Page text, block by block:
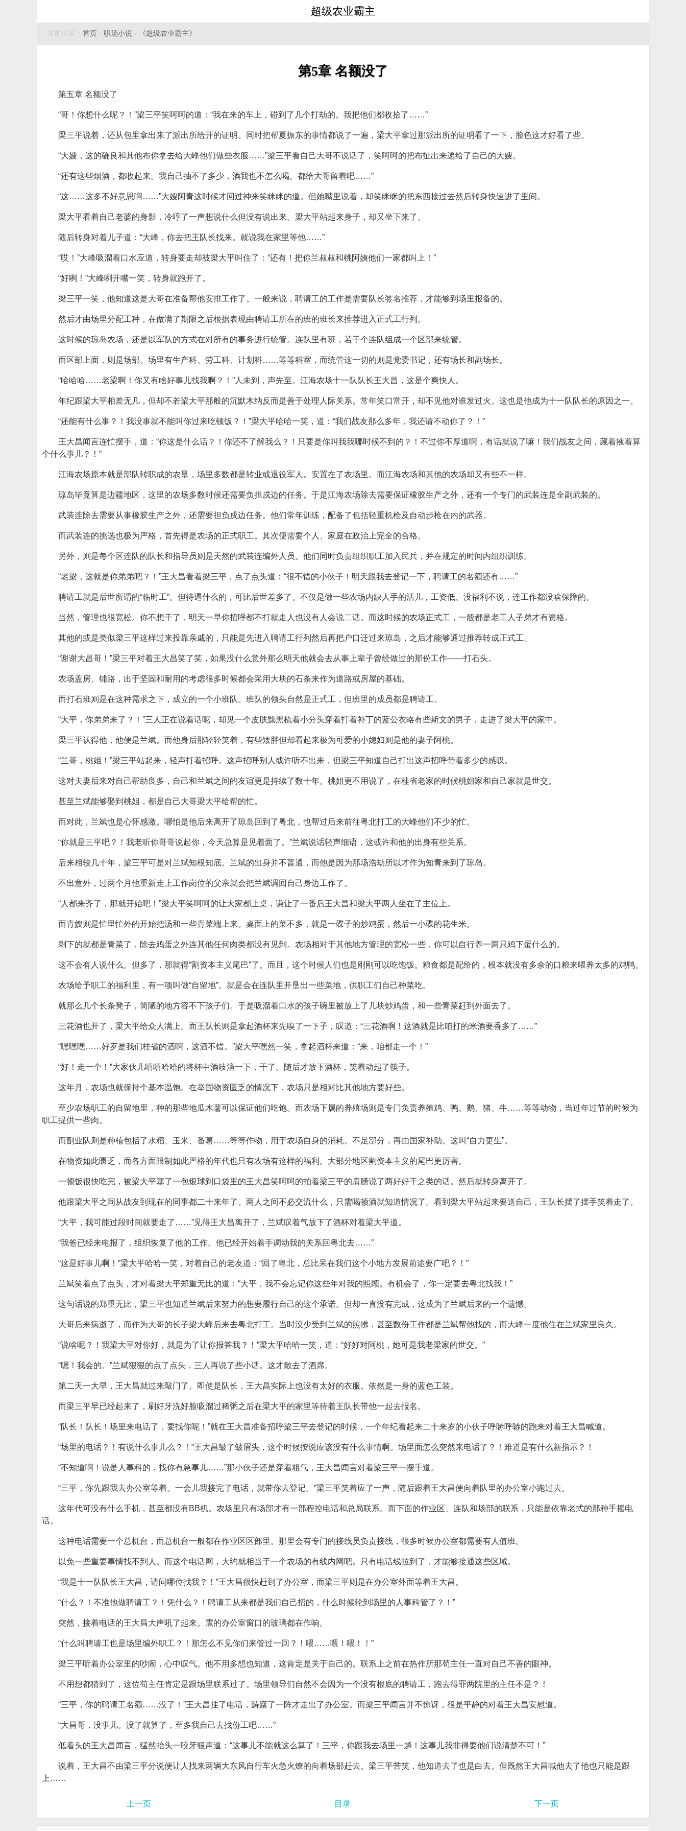
超级农业霸主
当前位置： 首页 › 职场小说 › 《超级农业霸主》
第5章 名额没了
第五章 名额没了
“哥！你想什么呢？！”梁三平笑呵呵的道：“我在来的车上，碰到了几个打劫的。我把他们都收拾了……”
梁三平说着，还从包里拿出来了派出所给开的证明。同时把帮夏振东的事情都说了一遍，梁大平拿过那派出所的证明看了一下，脸色这才好看了些。
“大嫂，这的确良和其他布你拿去给大峰他们做些衣服……”梁三平看自己大哥不说话了，笑呵呵的把布扯出来递给了自己的大嫂。
“还有这些烟酒，都收起来。我自己抽不了多少，酒我也不怎么喝。都给大哥留着吧……”
“这……这多不好意思啊……”大嫂阿青这时候才回过神来笑眯眯的道。但她嘴里说着，却笑眯眯的把东西接过去然后转身快速进了里间。
梁大平看着自己老婆的身影，冷哼了一声想说什么但没有说出来。梁大平站起来身子，却又坐下来了。
随后转身对着儿子道：“大峰，你去把王队长找来。就说我在家里等他……”
“哎！”大峰吸溜着口水应道，转身要走却被梁大平叫住了：“还有！把你兰叔叔和桃阿姨他们一家都叫上！”
“好咧！”大峰咧开嘴一笑，转身就跑开了。
梁三平一笑，他知道这是大哥在准备帮他安排工作了。一般来说，聘请工的工作是需要队长签名推荐，才能够到场里报备的。
然后才由场里分配工种，在做满了期限之后根据表现由聘请工所在的班的班长来推荐进入正式工行列。
这时候的琼岛农场，还是以军队的方式在对所有的事务进行统管。连队里有班，若干个连队组成一个区部来统管。
而区部上面，则是场部。场里有生产科、劳工科、计划科……等等科室，而统管这一切的则是党委书记，还有场长和副场长。
“哈哈哈……老梁啊！你又有啥好事儿找我啊？！”人未到，声先至。江海农场十一队队长王大昌，这是个爽快人。
年纪跟梁大平相差无几，但却不若梁大平那般的沉默木纳反而是善于处理人际关系。常年笑口常开，却不见他对谁发过火。这也是他成为十一队队长的原因之一。
“还能有什么事？！我没事就不能叫你过来吃顿饭？！”梁大平哈哈一笑，道：“我们战友那么多年，我还请不动你了？！”
王大昌闻言连忙摆手，道：“你这是什么话？！你还不了解我么？！只要是你叫我我哪时候不到的？！不过你不厚道啊，有话就说了嘛！我们战友之间，藏着掖着算
个什么事儿？！”
江海农场原本就是部队转职成的农垦，场里多数都是转业或退役军人。安置在了农场里。而江海农场和其他的农场却又有些不一样。
琼岛毕竟算是边疆地区，这里的农场多数时候还需要负担戍边的任务。于是江海农场除去需要保证橡胶生产之外，还有一个专门的武装连是全副武装的。
武装连除去需要从事橡胶生产之外，还需要担负戍边任务。他们常年训练，配备了包括轻重机枪及自动步枪在内的武器。
而武装连的挑选也极为严格，首先得是农场的正式职工。其次便需要个人、家庭在政治上完全的合格。
另外，则是每个区连队的队长和指导员则是天然的武装连编外人员。他们同时负责组织职工加入民兵，并在规定的时间内组织训练。
“老梁，这就是你弟弟吧？！”王大昌看着梁三平，点了点头道：“很不错的小伙子！明天跟我去登记一下，聘请工的名额还有……”
聘请工就是后世所谓的“临时工”。但待遇什么的，可比后世差多了。不仅是做一些农场内缺人手的活儿，工资低、没福利不说，连工作都没啥保障的。
当然，管理也很宽松。你不想干了，明天一早你招呼都不打就走人也没有人会说二话。而这时候的农场正式工，一般都是老工人子弟才有资格。
其他的或是类似梁三平这样过来投靠亲戚的，只能是先进入聘请工行列然后再把户口迁过来琼岛，之后才能够通过推荐转成正式工。
“谢谢大昌哥！”梁三平对着王大昌笑了笑，如果没什么意外那么明天他就会去从事上辈子曾经做过的那份工作——打石头。
农场盖房、铺路，出于坚固和耐用的考虑很多时候都会采用大块的石条来作为道路或房屋的基础。
而打石班则是在这种需求之下，成立的一个小班队。班队的领头自然是正式工，但班里的成员都是聘请工。
“大平，你弟弟来了？！”三人正在说着话呢，却见一个皮肤黝黑梳着小分头穿着打着补丁的蓝公衣略有些斯文的男子，走进了梁大平的家中。
梁三平认得他，他便是兰斌。而他身后那轻轻笑着，有些矮胖但却看起来极为可爱的小媳妇则是他的妻子阿桃。
“兰哥，桃姐！”梁三平站起来，轻声打着招呼。这声招呼别人或许听不出来，但梁三平知道自己打出这声招呼带着多少的感叹。
这对夫妻后来对自己帮助良多，自己和兰斌之间的友谊更是持续了数十年。桃姐更不用说了，在桂省老家的时候桃姐家和自己家就是世交。
甚至兰斌能够娶到桃姐，都是自己大哥梁大平给帮的忙。
而对此，兰斌也是心怀感激。哪怕是他后来离开了琼岛回到了粤北，也帮过后来前往粤北打工的大峰他们不少的忙。
“你就是三平吧？！我老听你哥哥说起你，今天总算是见着面了。”兰斌说话轻声细语，这或许和他的出身有些关系。
后来相较几十年，梁三平可是对兰斌知根知底。兰斌的出身并不普通，而他是因为那场浩劫所以才作为知青来到了琼岛。
不出意外，过两个月他重新走上工作岗位的父亲就会把兰斌调回自己身边工作了。
“人都来齐了，那就开始吧！”梁大平笑呵呵的让大家都上桌，谦让了一番后王大昌和梁大平两人坐在了主位上。
而青嫂则是忙里忙外的开始把汤和一些青菜端上来。桌面上的菜不多，就是一碟子的炒鸡蛋，然后一小碟的花生米。
剩下的就都是青菜了，除去鸡蛋之外连其他任何肉类都没有见到。农场相对于其他地方管理的宽松一些，你可以自行养一两只鸡下蛋什么的。
这不会有人说什么。但多了，那就得“割资本主义尾巴”了。而且，这个时候人们也是刚刚可以吃饱饭。粮食都是配给的，根本就没有多余的口粮来喂养太多的鸡鸭。
农场给予职工的福利里，有一项叫做“自留地”。就是会在连队里开垦出一些菜地，供职工们自己种菜吃。
就那么几个长条凳子，简陋的地方容不下孩子们。于是吸溜着口水的孩子碗里被放上了几块炒鸡蛋，和一些青菜赶到外面去了。
三花酒也开了，梁大平给众人满上。而王队长则是拿起酒杯来先嗅了一下子，叹道：“三花酒啊！这酒就是比咱打的米酒要香多了……”
“嘿嘿嘿……好歹是我们桂省的酒啊，这酒不错。”梁大平嘿然一笑，拿起酒杯来道：“来，咱都走一个！”
“好！走一个！”大家伙儿嘻嘻哈哈的将杯中酒吱溜一下，干了。随后才放下酒杯，笑着动起了筷子。
这年月，农场也就保持个基本温饱。在举国物资匮乏的情况下，农场只是相对比其他地方要好些。
至少农场职工的自留地里，种的那些地瓜木薯可以保证他们吃饱。而农场下属的养殖场则是专门负责养殖鸡、鸭、鹅、猪、牛……等等动物，当过年过节的时候为
职工提供一些肉。
而副业队则是种植包括了水稻、玉米、番薯……等等作物，用于农场自身的消耗。不足部分，再由国家补助。这叫“自力更生”。
在物资如此匮乏，而各方面限制如此严格的年代也只有农场有这样的福利。大部分地区割资本主义的尾巴更厉害。
一顿饭很快吃完，被梁大平塞了一包银球到口袋里的王大昌笑呵呵的拍着梁三平的肩膀说了两好好干之类的话。然后就转身离开了。
他跟梁大平之间从战友到现在的同事都二十来年了。两人之间不必交流什么，只需喝顿酒就知道情况了。看到梁大平站起来要送自己，王队长摆了摆手笑着走了。
“大平，我可能过段时间就要走了……”见得王大昌离开了，兰斌叹着气放下了酒杯对着梁大平道。
“我爸已经来电报了，组织恢复了他的工作。他已经开始着手调动我的关系回粤北去……”
“这是好事儿啊！”梁大平哈哈一笑，对着自己的老友道：“回了粤北，总比呆在我们这个小地方发展前途要广吧？！”
兰斌笑着点了点头，才对着梁大平郑重无比的道：“大平，我不会忘记你这些年对我的照顾。有机会了，你一定要去粤北找我！”
这句话说的郑重无比，梁三平也知道兰斌后来努力的想要履行自己的这个承诺。但却一直没有完成，这成为了兰斌后来的一个遗憾。
大哥后来病逝了，而作为大哥的长子梁大峰后来去粤北打工。当时没少受到兰斌的照拂，甚至数份工作都是兰斌帮他找的，而大峰一度他住在兰斌家里良久。
“说啥呢？！我梁大平对你好，就是为了让你报答我？！”梁大平哈哈一笑，道：“好好对阿桃，她可是我老梁家的世交。”
“嗯！我会的。”兰斌狠狠的点了点头，三人再说了些小话。这才散去了酒席。
第二天一大早，王大昌就过来敲门了。即使是队长，王大昌实际上也没有太好的衣服。依然是一身的蓝色工装。
而梁三平早已经起来了，刷好牙洗好脸吸溜过稀粥之后在梁大平的家里等待着王队长带他一起去报名。
“队长！队长！场里来电话了，要找你呢！”就在王大昌准备招呼梁三平去登记的时候，一个年纪看起来二十来岁的小伙子呼哧呼哧的跑来对着王大昌喊道。
“场里的电话？！有说什么事儿么？！”王大昌皱了皱眉头，这个时候按说应该没有什么事情啊。场里面怎么突然来电话了？！难道是有什么新指示？！
“不知道啊！说是人事科的，找你有急事儿……”那小伙子还是穿着粗气，王大昌闻言对着梁三平一摆手道。
“三平，你先跟我去办公室等着。一会儿我接完了电话，就带你去登记。”梁三平笑着应了一声，随后跟着王大昌便向着队里的办公室小跑过去。
这年代可没有什么手机，甚至都没有BB机。农场里只有场部才有一部程控电话和总局联系。而下面的作业区、连队和场部的联系，只能是依靠老式的那种手摇电
话。
这种电话需要一个总机台，而总机台一般都在作业区区部里。那里会有专门的接线员负责接线，很多时候办公室都需要有人值班。
以免一些重要事情找不到人。而这个电话网，大约就相当于一个农场的有线内网吧。只有电话线拉到了，才能够接通这些区域。
“我是十一队队长王大昌，请问哪位找我？！”王大昌很快赶到了办公室，而梁三平则是在办公室外面等着王大昌。
“什么？！不准他做聘请工？！凭什么？！聘请工从来都是我们自己招的，什么时候轮到场里的人事科管了？！”
突然，接着电话的王大昌大声吼了起来。震的办公室窗口的玻璃都在作响。
“什么叫聘请工也是场里编外职工？！那怎么不见你们来管过一回？！喂……喂！喂！！”
梁三平听着办公室里的吵闹，心中叹气。他不用多想也知道，这肯定是关于自己的。联系上之前在热作所那苟主任一直对自己不善的眼神。
不用想都猜到了，这位苟主任肯定是跟场里联系过了。场里领导们自然不会因为一个没有根底的聘请工，跑去得罪两院里的主任不是？！
“三平，你的聘请工名额……没了！”王大昌挂了电话，踌躇了一阵才走出了办公室。而梁三平闻言并不惊讶，很是平静的对着王大昌安慰道。
“大昌哥，没事儿。没了就算了，至多我自己去找份工吧……”
低着头的王大昌闻言，猛然抬头一咬牙狠声道：“这事儿不能就这么算了！三平，你跟我去场里一趟！这事儿我非得要他们说清楚不可！”
说着，王大昌不由梁三平分说便让人找来两辆大东风自行车火急火燎的向着场部赶去。梁三平苦笑，他知道去了也是白去。但既然王大昌喊他去了他也只能是跟
上……
上一页 目录 下一页